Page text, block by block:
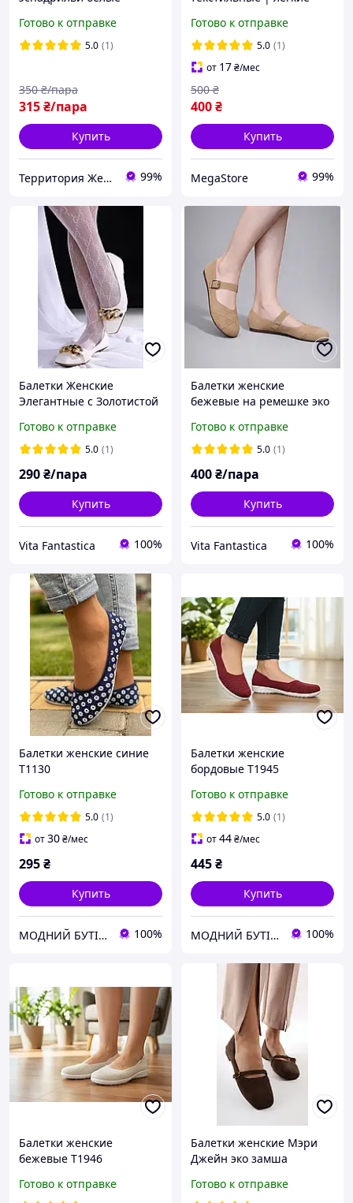
Готово к отправке
5.0 (1)
315₴/пара
350 ₴/пара
Купить
Территория Желаний.TЖ. 99%
каждый день
Готово к отправке
5.0 (1)
от 17₴/мес
400₴
500 ₴
Купить
MegaStore 99%
Балетки Женские
Элегантные с Золотистой
Готово к отправке
5.0 (1)
290₴/пара
Купить
Vita Fantastica 100%
Балетки женские
бежевые на ремешке эко
балетки Мэри Джейн
Готово к отправке
5.0 (1)
400₴/пара
Купить
Vita Fantastica 100%
Балетки женские синие
Т1130
Готово к отправке
5.0 (1)
от30₴/мес
295₴
Купить
МОДНИЙ БУТІК жіноче взуття, сумки, гаманці, біжутерія, купальники, рюкзаки, куртки жіночі 100%
Балетки женские
бордовые Т1945
Готово к отправке
5.0 (1)
от44₴/мес
445₴
Купить
МОДНИЙ БУТІК жіноче взуття, сумки, гаманці, біжутерія, купальники, рюкзаки, куртки жіночі 100%
Балетки женские
бежевые Т1946
Готово к отправке
Балетки женские Мэри
Джейн эко замша
Готово к отправке